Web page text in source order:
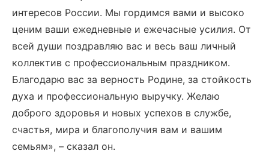
интересов России. Мы гордимся вами и высоко
ценим ваши ежедневные и ежечасные усилия. От
всей души поздравляю вас и весь ваш личный
коллектив с профессиональным праздником.
Благодарю вас за верность Родине, за стойкость
духа и профессиональную выручку. Желаю
доброго здоровья и новых успехов в службе,
счастья, мира и благополучия вам и вашим
семьям», – сказал он.